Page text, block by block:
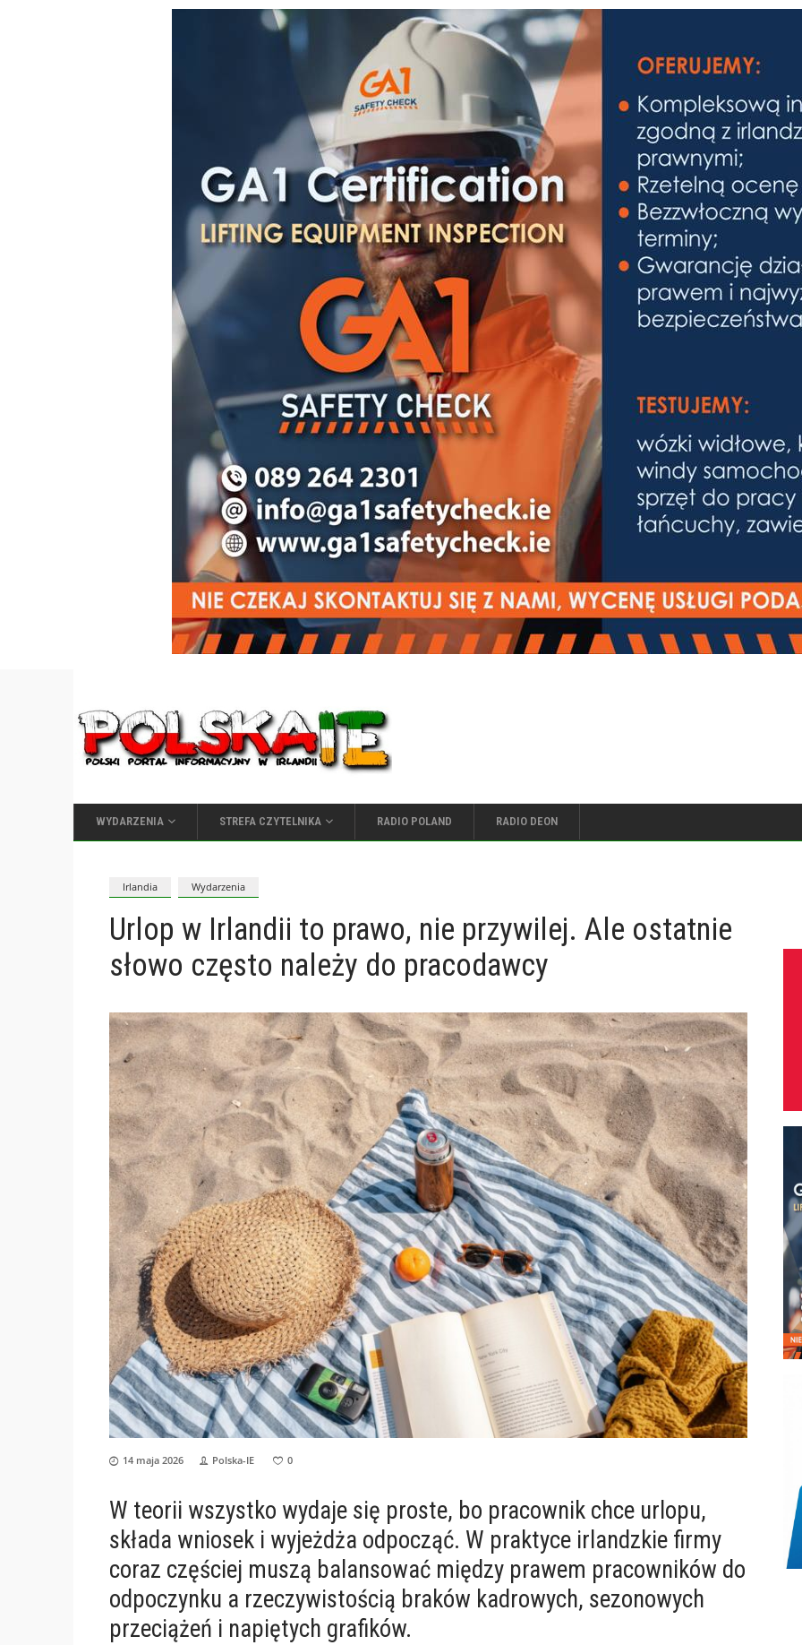
WYDARZENIA STREFA CZYTELNIKA RADIO POLAND RADIO DEON
Irlandia Wydarzenia
Urlop w Irlandii to prawo, nie przywilej. Ale ostatnie
słowo często należy do pracodawcy
14 maja 2026 Polska-IE 0
W teorii wszystko wydaje się proste, bo pracownik chce urlopu,
składa wniosek i wyjeżdża odpocząć. W praktyce irlandzkie firmy
coraz częściej muszą balansować między prawem pracowników do
odpoczynku a rzeczywistością braków kadrowych, sezonowych
przeciążeń i napiętych grafików.